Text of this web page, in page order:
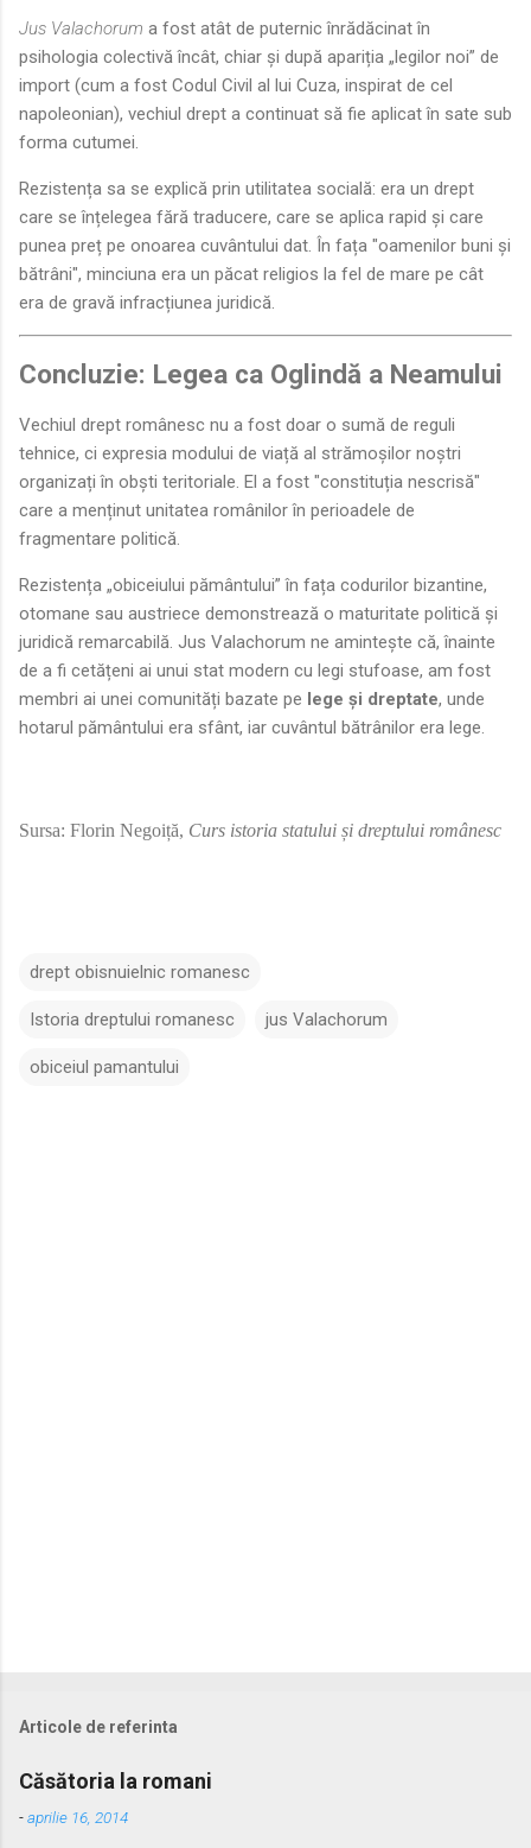
Jus Valachorum a fost atât de puternic înrădăcinat în
psihologia colectivă încât, chiar și după apariția „legilor noi” de
import (cum a fost Codul Civil al lui Cuza, inspirat de cel
napoleonian), vechiul drept a continuat să fie aplicat în sate sub
forma cutumei.
Rezistența sa se explică prin utilitatea socială: era un drept
care se înțelegea fără traducere, care se aplica rapid și care
punea preț pe onoarea cuvântului dat. În fața "oamenilor buni și
bătrâni", minciuna era un păcat religios la fel de mare pe cât
era de gravă infracțiunea juridică.
Concluzie: Legea ca Oglindă a Neamului
Vechiul drept românesc nu a fost doar o sumă de reguli
tehnice, ci expresia modului de viață al strămoșilor noștri
organizați în obști teritoriale. El a fost "constituția nescrisă"
care a menținut unitatea românilor în perioadele de
fragmentare politică.
Rezistența „obiceiului pământului” în fața codurilor bizantine,
otomane sau austriece demonstrează o maturitate politică și
juridică remarcabilă. Jus Valachorum ne amintește că, înainte
de a fi cetățeni ai unui stat modern cu legi stufoase, am fost
membri ai unei comunități bazate pe lege și dreptate, unde
hotarul pământului era sfânt, iar cuvântul bătrânilor era lege.
Sursa: Florin Negoiță, Curs istoria statului și dreptului românesc
drept obisnuielnic romanesc
Istoria dreptului romanesc jus Valachorum
obiceiul pamantului
Articole de referinta
Căsătoria la romani
-aprilie 16, 2014